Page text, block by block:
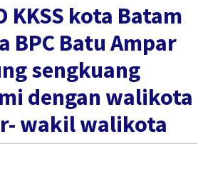
KKSS kota Batam
BPC Batu Ampar
sengkuang
dengan walikota
wakil walikota